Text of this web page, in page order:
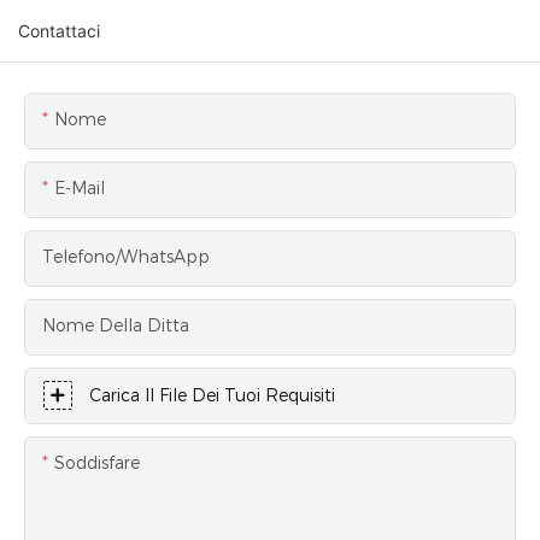
Contattaci
Nome
E-Mail
Telefono/WhatsApp
Nome Della Ditta
Carica Il File Dei Tuoi Requisiti
Soddisfare